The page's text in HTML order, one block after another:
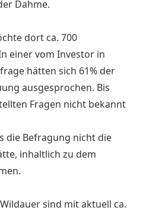
Dahme.
dort ca. 700
einer vom Investor in
hätten sich 61% der
ausgesprochen. Bis
Fragen nicht bekannt
die Befragung nicht die
inhaltlich zu dem
sind mit aktuell ca.